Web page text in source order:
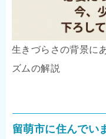
生きづらさの背景に
ズムの解説
留萌市に住んでい